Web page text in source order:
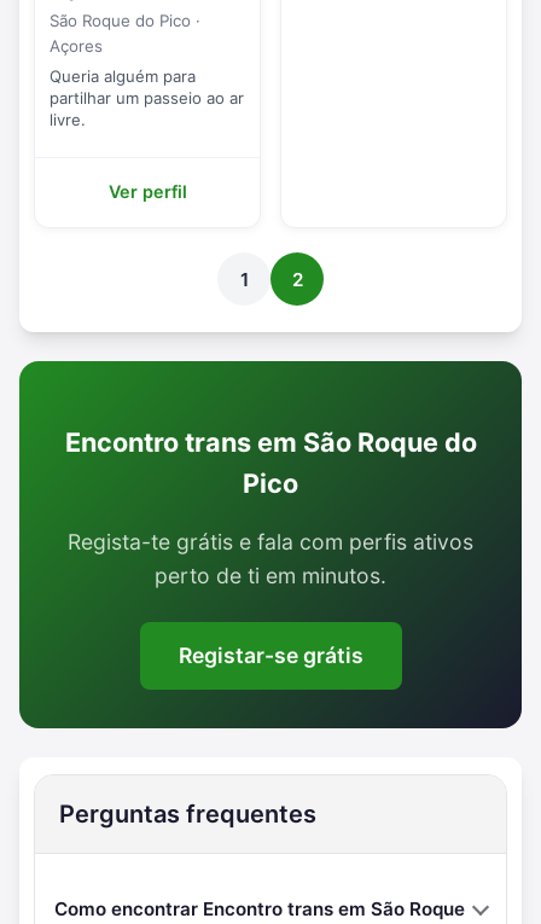
São Roque do Pico ·
Açores
Queria alguém para
partilhar um passeio ao ar
livre.
Ver perfil
1 2
Encontro trans em São Roque do
Pico
Regista-te grátis e fala com perfis ativos
perto de ti em minutos.
Registar-se grátis
Perguntas frequentes
Como encontrar Encontro trans em São Roque